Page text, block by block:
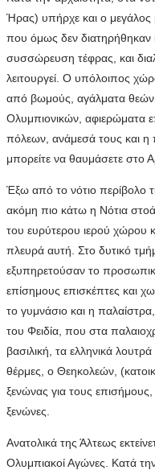
Ήρας) υπήρχε και ο μεγάλος
που όμως δεν διατηρήθηκαν
συσσώρευση τέφρας, και
λειτουργεί. Ο υπόλοιπος
από βωμούς, αγάλματα θεών
Ολυμπιονικών, αφιερώματα
πόλεων, ανάμεσά τους και η
μπορείτε να θαυμάσετε στο
Έξω από το νότιο περίβολο
ακόμη πιο κάτω η Νότια
του ευρύτερου ιερού χώρου
πλευρά αυτή. Στο δυτικό
εξυπηρετούσαν το
επίσημους επισκέπτες και
το γυμνάσιο και η
του Φειδία, που στα
βασιλική, τα ελληνικά
θέρμες, ο Θεηκολεών,
ξενώνας για τους επισήμους,
ξενώνες.
Ανατολικά της Άλτεως
Ολυμπιακοί Αγώνες. Κατά